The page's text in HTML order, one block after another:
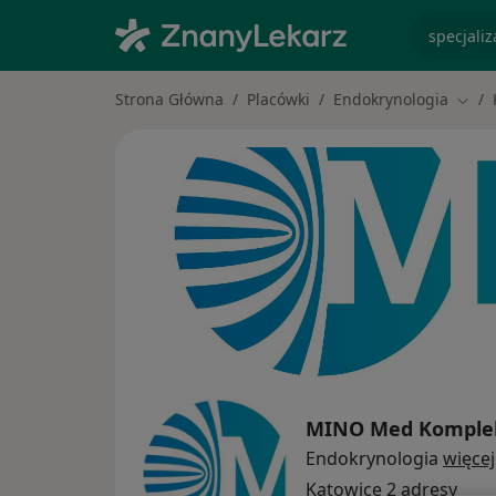
Strona Główna Placówki Endokrynologia
MINO Med
Endokrynologia więcej
Katowice 2 adresy